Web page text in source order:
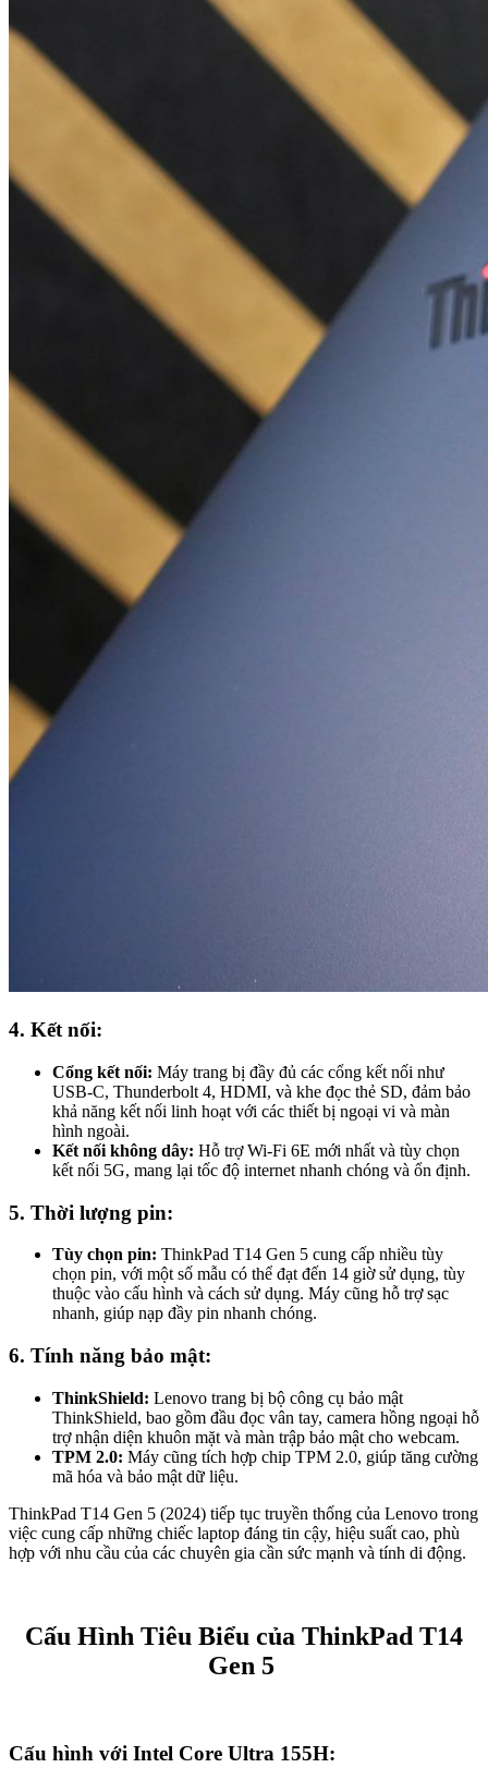
4. Kết nối:
Cổng kết nối: Máy trang bị đầy đủ các cổng kết nối như
USB-C, Thunderbolt 4, HDMI, và khe đọc thẻ SD, đảm bảo
khả năng kết nối linh hoạt với các thiết bị ngoại vi và màn
hình ngoài.
Kết nối không dây: Hỗ trợ Wi-Fi 6E mới nhất và tùy chọn
kết nối 5G, mang lại tốc độ internet nhanh chóng và ổn định.
5. Thời lượng pin:
Tùy chọn pin: ThinkPad T14 Gen 5 cung cấp nhiều tùy
chọn pin, với một số mẫu có thể đạt đến 14 giờ sử dụng, tùy
thuộc vào cấu hình và cách sử dụng. Máy cũng hỗ trợ sạc
nhanh, giúp nạp đầy pin nhanh chóng.
6. Tính năng bảo mật:
ThinkShield: Lenovo trang bị bộ công cụ bảo mật
ThinkShield, bao gồm đầu đọc vân tay, camera hồng ngoại hỗ
trợ nhận diện khuôn mặt và màn trập bảo mật cho webcam.
TPM 2.0: Máy cũng tích hợp chip TPM 2.0, giúp tăng cường
mã hóa và bảo mật dữ liệu.
ThinkPad T14 Gen 5 (2024) tiếp tục truyền thống của Lenovo trong
việc cung cấp những chiếc laptop đáng tin cậy, hiệu suất cao, phù
hợp với nhu cầu của các chuyên gia cần sức mạnh và tính di động.
Cấu Hình Tiêu Biểu của ThinkPad T14
Gen 5
Cấu hình với Intel Core Ultra 155H: